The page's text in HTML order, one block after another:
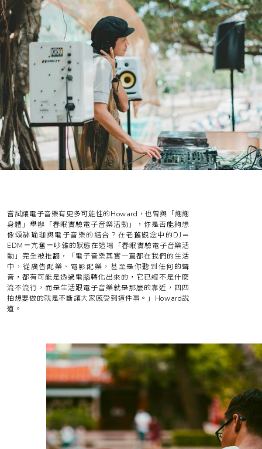
嘗試讓電子音樂有更多可能性的Howard，也曾與「謝謝
身體」舉辦「春眠實驗電子音樂活動」，你是否能夠想
像頌缽瑜珈與電子音樂的結合？在老舊觀念中的DJ＝
EDM＝亢奮＝吵雜的狀態在這場「春眠實驗電子音樂活
動」完全被推翻，「電子音樂其實一直都在我們的生活
中，從廣告配樂、電影配樂，甚至是你聽到任何的聲
音，都有可能是透過電腦轉化出來的，它已經不是什麼
流不流行，而是生活跟電子音樂就是那麼的靠近，四四
拍想要做的就是不斷讓大家感受到這件事。」Howard說
道。